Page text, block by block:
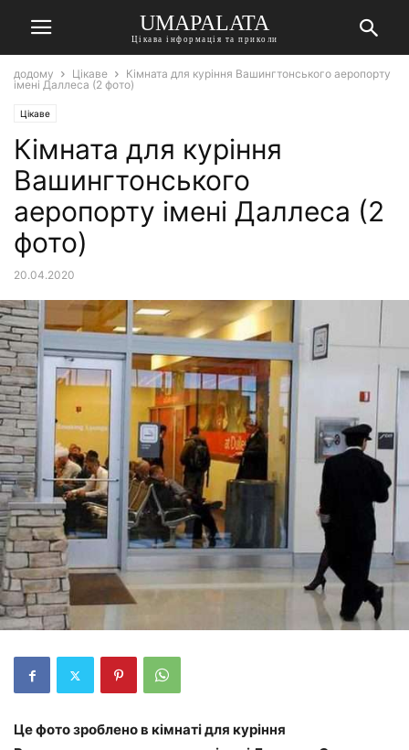
UMAPALATA
Цікава інформація та приколи
додому Цікаве
Кімната для куріння Вашингтонського аеропорту
імені Даллеса (2 фото)
Цікаве
Кімната для куріння
Вашингтонського
аеропорту імені Даллеса (2
фото)
20.04.2020
Це фото зроблено в кімнаті для куріння